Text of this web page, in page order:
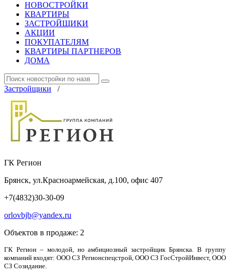
НОВОСТРОЙКИ
КВАРТИРЫ
ЗАСТРОЙЩИКИ
АКЦИИ
ПОКУПАТЕЛЯМ
КВАРТИРЫ ПАРТНЕРОВ
ДОМА
Застройщики /
ГК Регион
Брянск, ул.Красноармейская, д.100, офис 407
+7(4832)30-30-09
orlovbjb@yandex.ru
Объектов в продаже: 2
ГК Регион – молодой, но амбициозный застройщик Брянска. В группу
компаний входят: ООО СЗ Регионспецстрой, ООО СЗ ГосСтройИнвест, ООО
СЗ Созидание.